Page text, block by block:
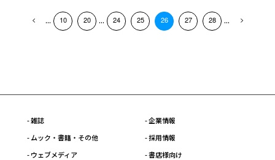
... 10 20 ... 24 25 26 27 28 ...
- 雑誌
- ムック・書籍・その他
- ウェブメディア
- 企業情報
- 採用情報
- 書店様向け